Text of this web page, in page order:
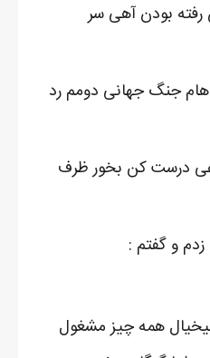
رفته بودن آهی سر
جنگ جهانی دومم رد
درست کن بخور ظرف
و گفتم :
همه چیز مشغول